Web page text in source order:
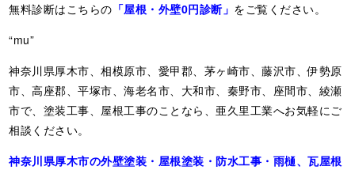
無料診断はこちらの 「屋根・外壁0円診断」 をご覧ください。
“mu”
神奈川県厚木市、相模原市、愛甲郡、茅ヶ崎市、藤沢市、伊勢原
市、高座郡、平塚市、海老名市、大和市、秦野市、座間市、綾瀬
市で、塗装工事、屋根工事のことなら、亜久里工業へお気軽にご
相談ください。
神奈川県厚木市の外壁塗装・屋根塗装・防水工事・雨樋、瓦屋根